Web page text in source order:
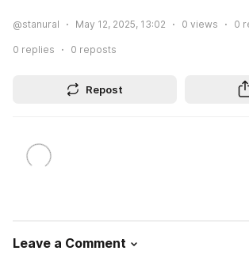
@stanural May 12, 2025, 13:02 0 views 0
0 replies 0 reposts
Repost
Leave a Comment